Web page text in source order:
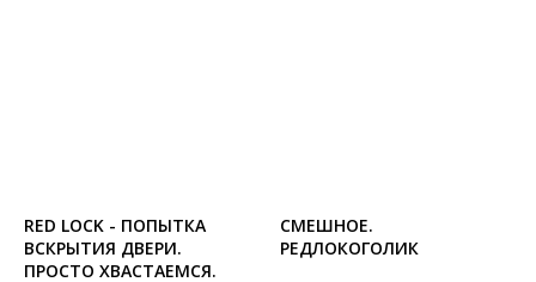
RED LOCK - ПОПЫТКА
ВСКРЫТИЯ ДВЕРИ.
ПРОСТО ХВАСТАЕМСЯ.
СМЕШНОЕ.
РЕДЛОКОГОЛИК